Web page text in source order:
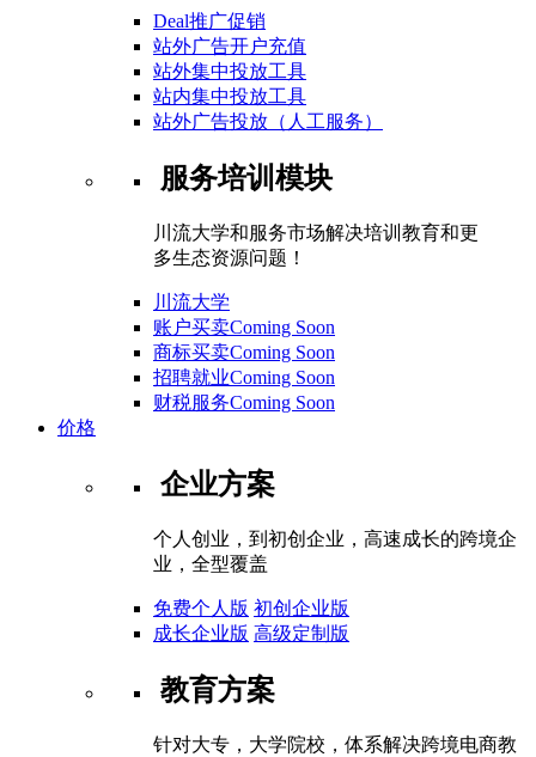
Deal推广促销
站外广告开户充值
站外集中投放工具
站内集中投放工具
站外广告投放（人工服务）
服务培训模块
川流大学和服务市场解决培训教育和更
多生态资源问题！
川流大学
账户买卖Coming Soon
商标买卖Coming Soon
招聘就业Coming Soon
财税服务Coming Soon
价格
企业方案
个人创业，到初创企业，高速成长的跨境企
业，全型覆盖
免费个人版 初创企业版
成长企业版 高级定制版
教育方案
针对大专，大学院校，体系解决跨境电商教